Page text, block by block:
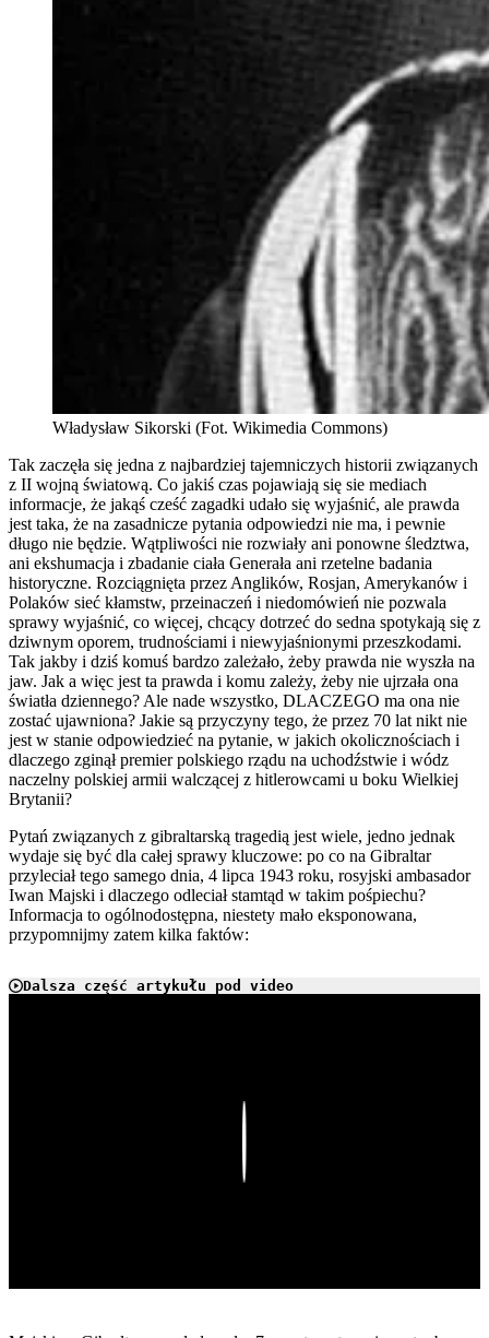
Władysław Sikorski (Fot. Wikimedia Commons)
Tak zaczęła się jedna z najbardziej tajemniczych historii związanych
z II wojną światową. Co jakiś czas pojawiają się sie mediach
informacje, że jakąś cześć zagadki udało się wyjaśnić, ale prawda
jest taka, że na zasadnicze pytania odpowiedzi nie ma, i pewnie
długo nie będzie. Wątpliwości nie rozwiały ani ponowne śledztwa,
ani ekshumacja i zbadanie ciała Generała ani rzetelne badania
historyczne. Rozciągnięta przez Anglików, Rosjan, Amerykanów i
Polaków sieć kłamstw, przeinaczeń i niedomówień nie pozwala
sprawy wyjaśnić, co więcej, chcący dotrzeć do sedna spotykają się z
dziwnym oporem, trudnościami i niewyjaśnionymi przeszkodami.
Tak jakby i dziś komuś bardzo zależało, żeby prawda nie wyszła na
jaw. Jak a więc jest ta prawda i komu zależy, żeby nie ujrzała ona
światła dziennego? Ale nade wszystko, DLACZEGO ma ona nie
zostać ujawniona? Jakie są przyczyny tego, że przez 70 lat nikt nie
jest w stanie odpowiedzieć na pytanie, w jakich okolicznościach i
dlaczego zginął premier polskiego rządu na uchodźstwie i wódz
naczelny polskiej armii walczącej z hitlerowcami u boku Wielkiej
Brytanii?
Pytań związanych z gibraltarską tragedią jest wiele, jedno jednak
wydaje się być dla całej sprawy kluczowe: po co na Gibraltar
przyleciał tego samego dnia, 4 lipca 1943 roku, rosyjski ambasador
Iwan Majski i dlaczego odleciał stamtąd w takim pośpiechu?
Informacja to ogólnodostępna, niestety mało eksponowana,
przypomnijmy zatem kilka faktów:
Dalsza część artykułu pod video